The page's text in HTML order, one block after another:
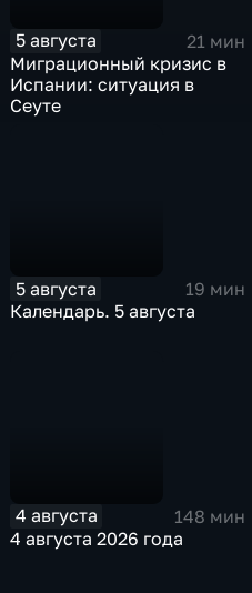
5 августа
21 мин
Миграционный кризис в
Испании: ситуация в
Сеуте
5 августа
19 мин
Календарь. 5 августа
4 августа
148 мин
4 августа 2026 года